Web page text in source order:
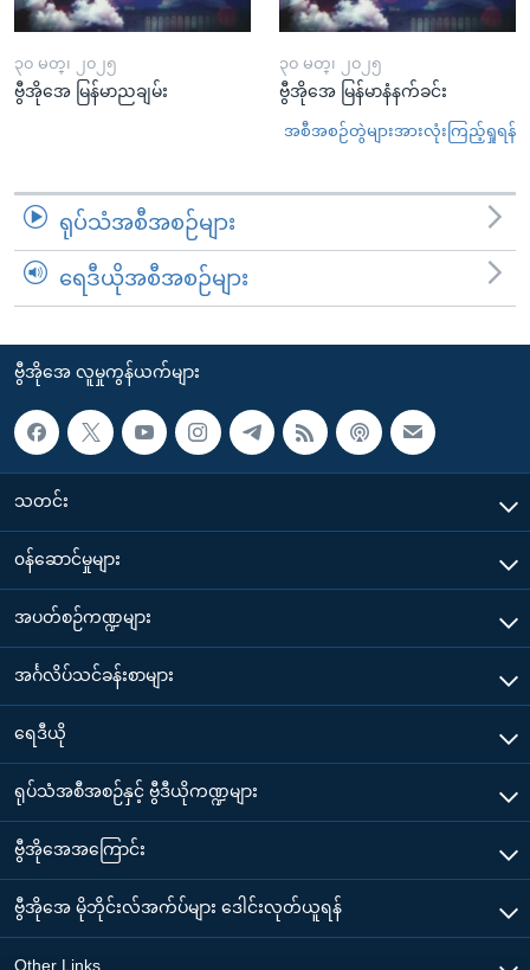
၃၀ မတ္၊ ၂၀၂၅
ဗွီအိုအေ မြန်မာညချမ်း
၃၀ မတ္၊ ၂၀၂၅
ဗွီအိုအေ မြန်မာနံနက်ခင်း
အစီအစဉ်တွဲများအားလုံးကြည့်ရှုရန်
ရုပ်သံအစီအစဉ်များ
ရေဒီယိုအစီအစဉ်များ
ဗွီအိုအေ လူမှုကွန်ယက်များ
သတင်း
၀န်ဆောင်မှုများ
အပတ်စဉ်ကဏ္ဍများ
အင်္ဂလိပ်သင်ခန်းစာများ
ရေဒီယို
ရုပ်သံအစီအစဉ်နှင့် ဗွီဒီယိုကဏ္ဍများ
ဗွီအိုအေအကြောင်း
ဗွီအိုအေ မိုဘိုင်းလ်အက်ပ်များ ဒေါင်းလုတ်ယူရန်
Other Links